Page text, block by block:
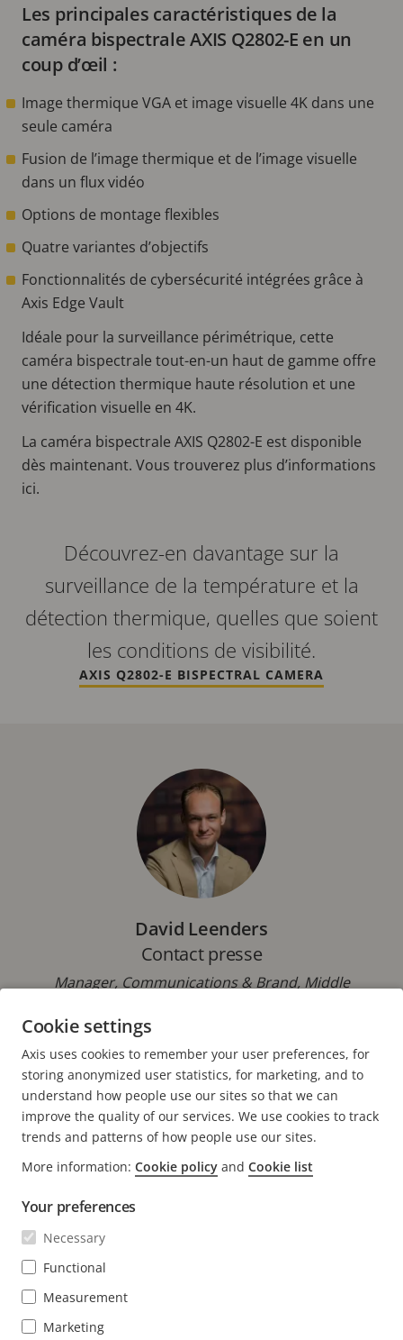
Les principales caractéristiques de la
caméra bispectrale AXIS Q2802-E en un
coup d’œil :
Image thermique VGA et image visuelle 4K dans une
seule caméra
Fusion de l’image thermique et de l’image visuelle
dans un flux vidéo
Options de montage flexibles
Quatre variantes d’objectifs
Fonctionnalités de cybersécurité intégrées grâce à
Axis Edge Vault
Idéale pour la surveillance périmétrique, cette
caméra bispectrale tout-en-un haut de gamme offre
une détection thermique haute résolution et une
vérification visuelle en 4K.
La caméra bispectrale AXIS Q2802-E est disponible
dès maintenant. Vous trouverez plus d’informations
ici.
Découvrez-en davantage sur la
surveillance de la température et la
détection thermique, quelles que soient
les conditions de visibilité.
AXIS Q2802-E BISPECTRAL CAMERA
David Leenders
Contact presse
Manager, Communications & Brand, Middle
Téléphone : +31 613 116 247
E-mail :
david.leenders@axis.com
Nous contacter
Centre d'Expérience
ACTUALITÉS ET TÉMOIGNAGES
Life at Axis
S'ABONNER
S'abonner à la newsletter
Cookie settings
Axis uses cookies to remember your user preferences, for
storing anonymized user statistics, for marketing, and to
understand how people use our sites so that we can
improve the quality of our services. We use cookies to track
trends and patterns of how people use our sites.
More information: Cookie policy and Cookie list
Your preferences
Necessary
Functional
Measurement
Marketing